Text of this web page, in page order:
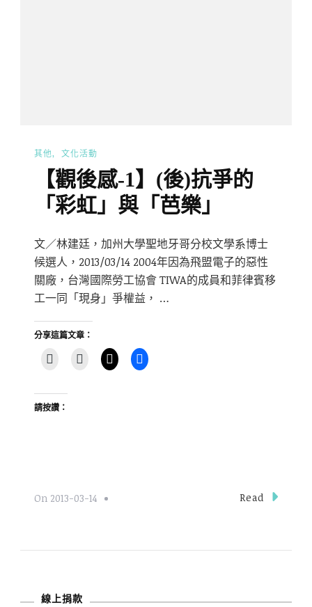
其他 文化活動
【觀後感-1】(後)抗爭的
「彩虹」與「芭樂」
文／林建廷，加州大學聖地牙哥分校文學系博士
候選人，2013/03/14 2004年因為飛盟電子的惡性
關廠，台灣國際勞工協會 TIWA的成員和菲律賓移
工一同「現身」爭權益， …
分享這篇文章：
請按讚：
On 2013-03-14 Read
線上捐款